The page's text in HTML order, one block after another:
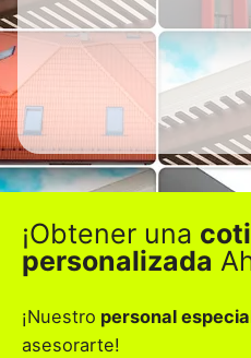
¡Obtener una
personalizada
¡Nuestro personal
asesorarte!